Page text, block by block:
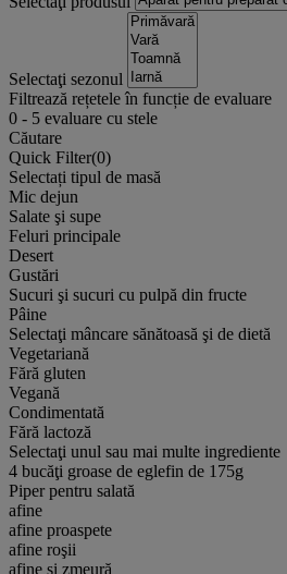
Selectaţi sezonul
Filtrează rețetele în funcție de evaluare
0 - 5 evaluare cu stele
Căutare
Quick Filter(0)
Selectați tipul de masă
Mic dejun
Salate şi supe
Feluri principale
Desert
Gustări
Sucuri şi sucuri cu pulpă din fructe
Pâine
Selectaţi mâncare sănătoasă şi de dietă
Vegetariană
Fără gluten
Vegană
Condimentată
Fără lactoză
Selectaţi unul sau mai multe ingrediente
4 bucăţi groase de eglefin de 175g
Piper pentru salată
afine
afine proaspete
afine roşii
afine și zmeură